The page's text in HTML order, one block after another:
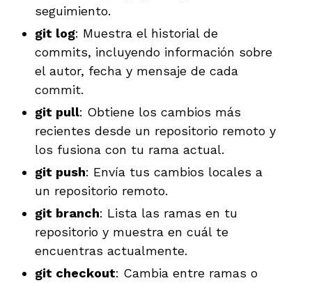
seguimiento.
git log: Muestra el historial de
commits, incluyendo información sobre
el autor, fecha y mensaje de cada
commit.
git pull: Obtiene los cambios más
recientes desde un repositorio remoto y
los fusiona con tu rama actual.
git push: Envía tus cambios locales a
un repositorio remoto.
git branch: Lista las ramas en tu
repositorio y muestra en cuál te
encuentras actualmente.
git checkout: Cambia entre ramas o